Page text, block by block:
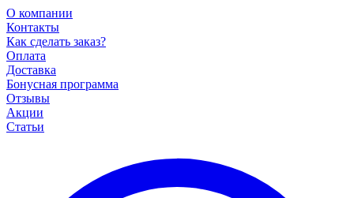
О компании
Контакты
Как сделать заказ?
Оплата
Доставка
Бонусная программа
Отзывы
Акции
Статьи